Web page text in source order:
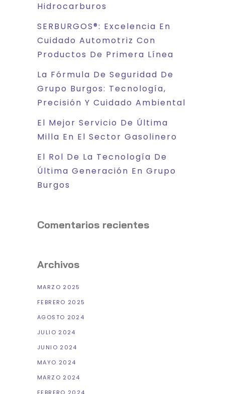
Hidrocarburos
SERBURGOS®: Excelencia En
Cuidado Automotriz Con
Productos De Primera Línea
La Fórmula De Seguridad De
Grupo Burgos: Tecnología,
Precisión Y Cuidado Ambiental
El Mejor Servicio De Última
Milla En El Sector Gasolinero
El Rol De La Tecnología De
Última Generación En Grupo
Burgos
Comentarios recientes
Archivos
MARZO 2025
FEBRERO 2025
AGOSTO 2024
JULIO 2024
JUNIO 2024
MAYO 2024
MARZO 2024